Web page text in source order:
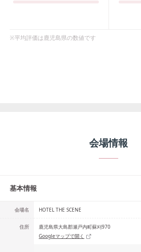
※平均評価は鹿児島県の数値です
会場情報
基本情報
会場名 HOTEL THE SCENE
住所
鹿児島県大島郡瀬戸内町蘇刈970
Googleマップで開く